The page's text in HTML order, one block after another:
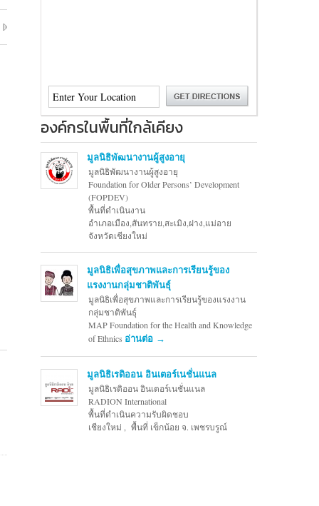
องค์กรในพื้นที่ใกล้เคียง
มูลนิธิพัฒนางานผู้สูงอายุ
มูลนิธิพัฒนางานผู้สูงอายุ
Foundation for Older Persons’ Development
(FOPDEV)
พื้นที่ดำเนินงาน
อำเภอเมือง,สันทราย,สะเมิง,ฝาง,แม่อาย
จังหวัดเชียงใหม่
มูลนิธิเพื่อสุขภาพและการเรียนรู้ของ
แรงงานกลุ่มชาติพันธุ์
มูลนิธิเพื่อสุขภาพและการเรียนรู้ของแรงงาน
กลุ่มชาติพันธุ์
MAP Foundation for the Health and Knowledge
of Ethnics อ่านต่อ →
มูลนิธิเรดิออน อินเตอร์เนชั่นแนล
มูลนิธิเรดิออน อินเตอร์เนชั่นแนล
RADION International
พื้นที่ดำเนินความรับผิดชอบ
เชียงใหม่ , พื้นที่ เข็กน้อย จ. เพชรบรูณ์